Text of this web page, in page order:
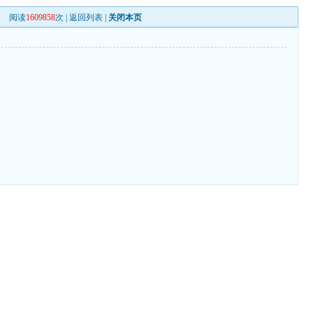
阅读1609858次 |返回列表 关闭本页